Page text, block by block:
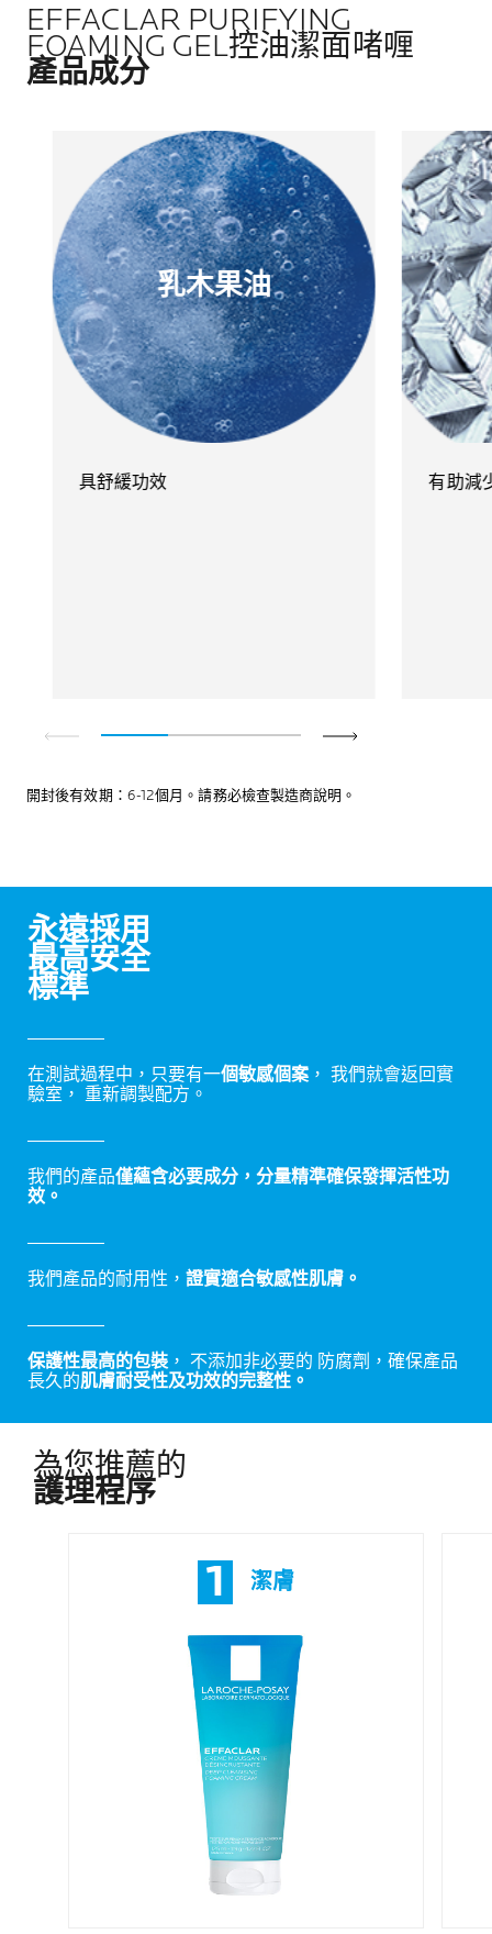
EFFACLAR PURIFYING
FOAMING GEL控油潔面啫喱
產品成分
乳木果油
具舒緩功效​ 有助減
開封後有效期：6-12個月。請務必檢查製造商說明。
永遠採用
最高安全
標準
在測試過程中，只要有一個敏感個案 ， 我們就會返回實
驗室， 重新調製配方。
我們的產品僅蘊含必要成分，分量精準確保發揮活性功
效。
我們產品的耐用性， 證實適合敏感性肌膚。
保護性最高的包裝， 不添加非必要的 防腐劑，確保產品
長久的肌膚耐受性及功效的完整性。
為您推薦的
護理程序
1 潔膚​